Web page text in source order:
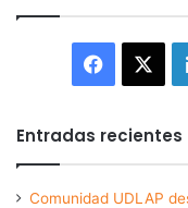
Entradas recientes
Comunidad UDLAP